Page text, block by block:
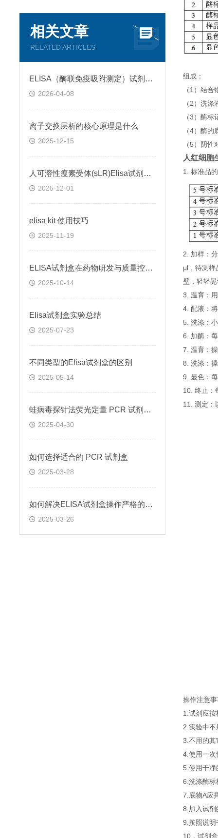
相关文章
RELATED ARTICLES
ELISA（酶联免疫吸附测定）试剂盒原理类型检测方法
2026-04-08
离子交换层析的核心原理是什么
2025-12-15
人可溶性瘦素受体(sLR)Elisa试剂盒可溶性受体的作用
2025-12-01
elisa kit 使用技巧
2025-11-19
ELISA试剂盒在药物研发与质量控制中的应用实践
2025-10-14
Elisa试剂盒实验总结
2025-07-23
不同类型的Elisa试剂盒的区别
2025-05-14
蛙病毒探针法荧光定量 PCR 试剂盒定量定性检测
2025-04-30
如何选择适合的 PCR 试剂盒
2025-03-28
如何解决ELISA试剂盒操作严格的问题
2025-03-26
组成：
（1）结
（2）洗
（3）酶
（4）酶的
（5）阴
人红细胞
1. 标准品
2. 加样：
μl，待测样
壁，轻轻
3. 温育：
4. 配液：
5. 洗涤：
6. 加酶：
7. 温育：
8. 洗涤：
9. 显色：
10. 终止：
11. 测定：
操作注意
1.试剂应
2.实验中
3.不用的其
4.使用一次
5.使用干净
6.洗涤酶标
7.底物A应
8.加入试剂
9.按照说明
10．试剂